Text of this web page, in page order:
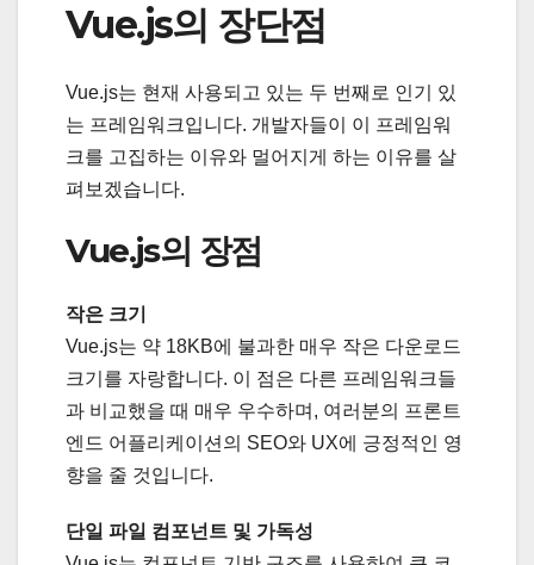
Vue.js의 장단점
Vue.js는 현재 사용되고 있는 두 번째로 인기 있
는 프레임워크입니다. 개발자들이 이 프레임워
크를 고집하는 이유와 멀어지게 하는 이유를 살
펴보겠습니다.
Vue.js의 장점
작은 크기
Vue.js는 약 18KB에 불과한 매우 작은 다운로드
크기를 자랑합니다. 이 점은 다른 프레임워크들
과 비교했을 때 매우 우수하며, 여러분의 프론트
엔드 어플리케이션의 SEO와 UX에 긍정적인 영
향을 줄 것입니다.
단일 파일 컴포넌트 및 가독성